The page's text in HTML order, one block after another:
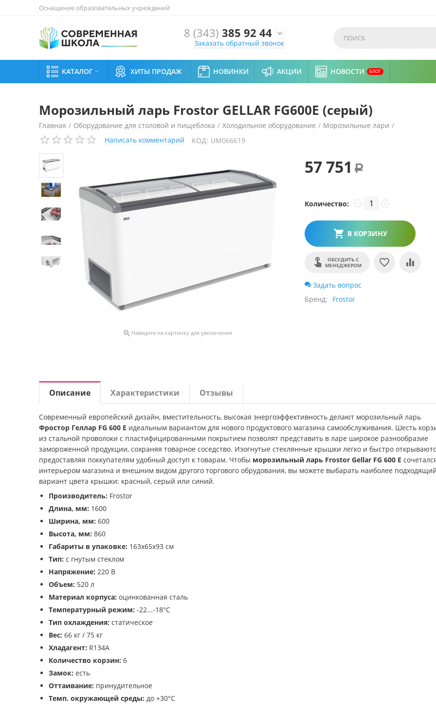
Оснащение образовательных учреждений
8 (343) 385 92 44 
Заказать обратный звонок
КАТАЛОГ  ХИТЫ ПРОДАЖ НОВИНКИ АКЦИИ НОВОСТИ БЛОГ
Морозильный ларь Frostor GELLAR FG600E (серый)
Главная / Оборудование для столовой и пищеблока / Холодильное оборудование / Морозильные лари /
Морозильный ларь Frostor GELLAR FG600E (серый)
Написать комментарий КОД: UM066619
 Наведите на картинку для увеличения
57 751 Р
Количество: +
−
В КОРЗИНУ
ОБСУДИТЬ С
МЕНЕДЖЕРОМ
Задать вопрос
Бренд
Frostor
Описание Характеристики Отзывы
Современный европейский дизайн, вместительность, высокая энергоэффективность делают морозильный ларь
Фростор Геллар FG 600 E идеальным вариантом для нового продуктового магазина самообслуживания. Шесть
из стальной проволоки с пластифицированными покрытием позволят представить в ларе широкое разнообразие
замороженной продукции, сохраняя товарное соседство. Изогнутые стеклянные крышки легко и быстро
предоставляя поккупателям удобный доступ к товарам. Чтобы морозильный ларь Frostor Gellar FG 600 E
интерьером магазина и внешним видом другого торгового обрудования, вы можете выбарать наиболее
вариант цвета крышки: красный, серый или синий.
Производитель: Frostor
Длина, мм: 1600
Ширина, мм: 600
Высота, мм: 860
Габариты в упаковке: 163х65х93 см
Тип: с гнутым стеклом
Напряжение: 220 В
Объем: 520 л
Материал корпуса: оцинкованная сталь
Температурный режим: -22...-18°С
Тип охлаждения: статическое
Вес: 66 кг / 75 кг
Хладагент: R134A
Количество корзин: 6
Замок: есть
Оттаивание: принудительное
Темп. окружающей среды: до +30°С